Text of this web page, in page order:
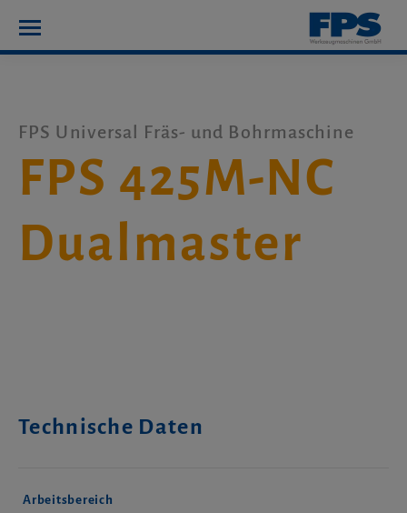
FPS Universal Fräs- und Bohrmaschine
FPS 425M-NC
Dualmaster
Technische Daten
Arbeitsbereich